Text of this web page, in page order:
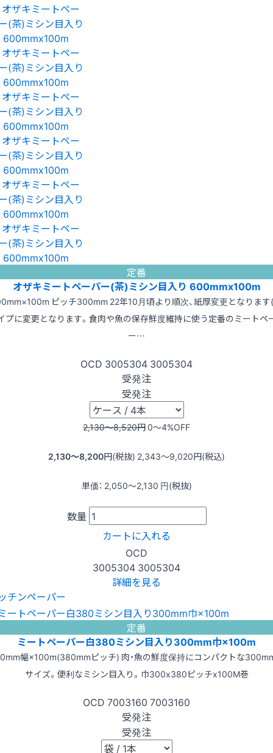
定番
オザキミートペーパー(茶)ミシン目入り 600mmx100m
ピッチ300mm 22年10月頃より順次、紙厚変更となりま
プに変更となります。食肉や魚の保存鮮度維持に使う定番のミートペ
ー…
OCD 3005304 3005304
受発注
受発注
2,130〜8,520円0〜4%OFF
2,130〜8,200円(税抜) 2,343〜9,020円(税込)
単価： 2,050〜2,130 円(税抜)
数量
カートに入れる
OCD
3005304 3005304
詳細を見る
チンペーパー
定番
ミートペーパー白380ミシン目入り300mm巾×100m
幅×100m(380mmピッチ) 肉・魚の鮮度保持にコンパクトな
サイズ。便利なミシン目入り。巾300x380ピッチx100M巻
OCD 7003160 7003160
受発注
受発注